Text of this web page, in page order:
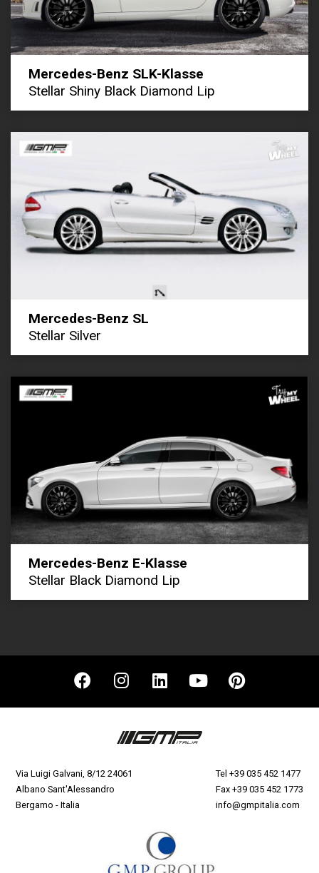
Mercedes-Benz SLK-Klasse
Stellar Shiny Black Diamond Lip
Mercedes-Benz SL
Stellar Silver
Mercedes-Benz E-Klasse
Stellar Black Diamond Lip
Via Luigi Galvani, 8/12 24061
Albano Sant'Alessandro
Bergamo - Italia
Tel +39 035 452 1477
Fax +39 035 452 1773
info@gmpitalia.com